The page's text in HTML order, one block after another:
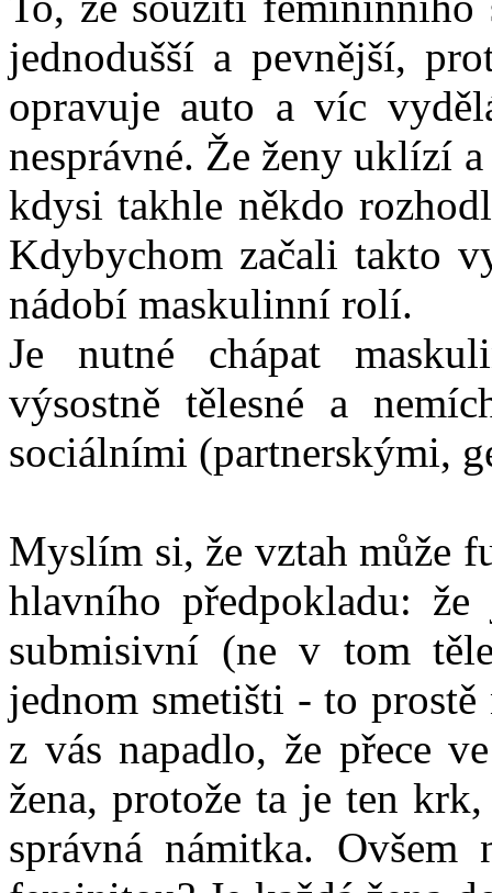
jednodušší a pevnější,
opravuje auto a víc
nesprávné. Že ženy uklízí
kdysi takhle někdo
Kdybychom začali takto
nádobí maskulinní rolí.
Je nutné chápat
výsostně tělesné a
sociálními (partnerskými,
Myslím si, že vztah může
hlavního předpokladu:
submisivní (ne v tom
jednom smetišti - to
z vás napadlo, že přece
žena, protože ta je ten
správná námitka.